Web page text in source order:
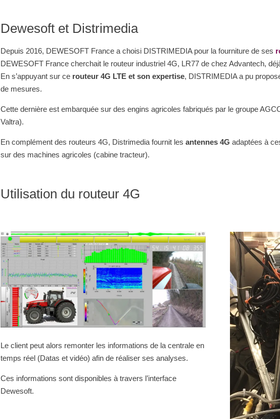
Dewesoft et Distrimedia
Depuis 2016, DEWESOFT France a choisi DISTRIMEDIA pour la fourniture de ses
DEWESOFT France cherchait le routeur industriel 4G, LR77 de chez Advantech,
En s’appuyant sur ce routeur 4G LTE et son expertise, DISTRIMEDIA a pu
de mesures.
Cette dernière est embarquée sur des engins agricoles fabriqués par le groupe
Valtra).
En complément des routeurs 4G, Distrimedia fournit les antennes 4G adaptées à
sur des machines agricoles (cabine tracteur).
Utilisation du routeur 4G
Le client peut alors remonter les informations de la centrale en
temps réel (Datas et vidéo) afin de réaliser ses analyses.
Ces informations sont disponibles à travers l’interface
Dewesoft.